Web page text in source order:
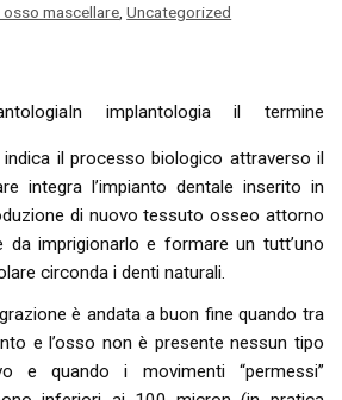
mascellare ,Uncategorized
In implantologia il termine
indica il processo biologico attraverso il
integra l’impianto dentale inserito in
di nuovo tessuto osseo attorno
imprigionarlo e formare un tutt’uno
circonda i denti naturali.
è andata a buon fine quando tra
e l’osso non è presente nessun tipo
e quando i movimenti “permessi”